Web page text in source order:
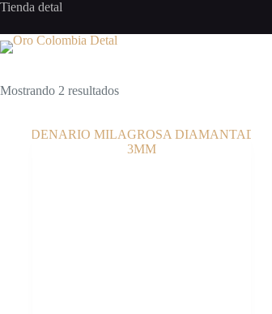
Saltar
contenido
Tienda detal
Mostrando 2 resultados